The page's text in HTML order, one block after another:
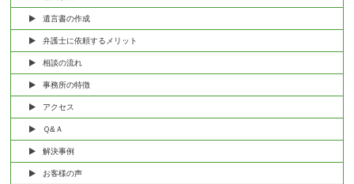
遺言書の作成
弁護士に依頼するメリット
相談の流れ
事務所の特徴
アクセス
Ｑ&Ａ
解決事例
お客様の声